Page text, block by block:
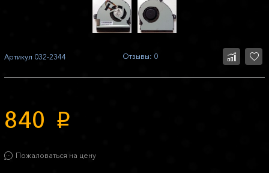
Артикул 032-2344 Отзывы: 0
840 p
Пожаловаться на цену